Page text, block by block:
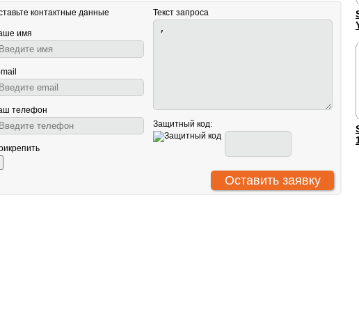
контактные данные
имя
телефон
Текст запроса
Защитный код: